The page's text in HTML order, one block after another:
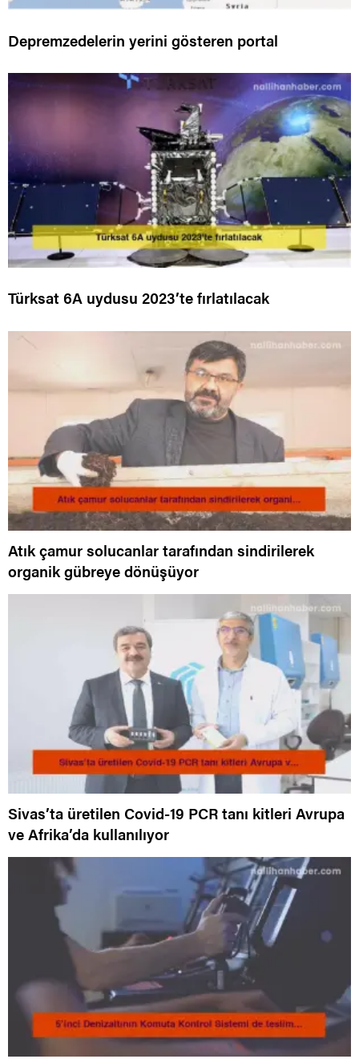
Depremzedelerin yerini gösteren portal
Türksat 6A uydusu 2023’te fırlatılacak
Atık çamur solucanlar tarafından sindirilerek
organik gübreye dönüşüyor
Sivas’ta üretilen Covid-19 PCR tanı kitleri Avrupa
ve Afrika’da kullanılıyor